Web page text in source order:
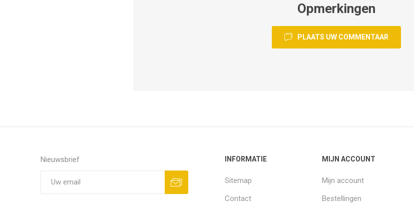
Opmerkingen
PLAATS UW COMMENTAAR
Nieuwsbrief INFORMATIE
Sitemap
Contact
MIJN ACCOUNT
Mijn account
Bestellingen